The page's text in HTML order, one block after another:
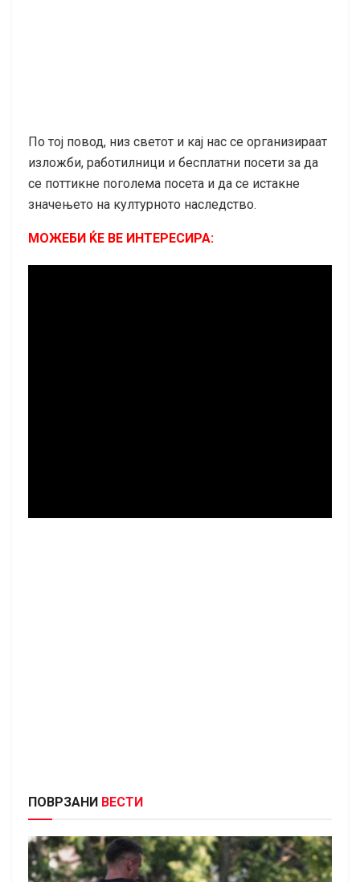
По тој повод, низ светот и кај нас се организираат
изложби, работилници и бесплатни посети за да
се поттикне поголема посета и да се истакне
значењето на културното наследство.
МОЖЕБИ ЌЕ ВЕ ИНТЕРЕСИРА:
ПОВРЗАНИ ВЕСТИ